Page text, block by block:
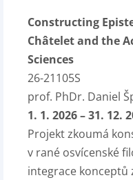
Constructing
Châtelet and the
Sciences
26-21105S
prof. PhDr. Daniel
1. 1. 2026 – 31. 12.
Projekt zkoumá
v rané osvícenské
integrace konceptů